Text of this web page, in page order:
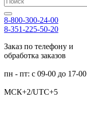
8-800-300-24-00
8-351-225-50-20
Заказ по телефону и
обработка заказов
пн - пт: с 09-00 до 17-00
МСК+2/UTC+5